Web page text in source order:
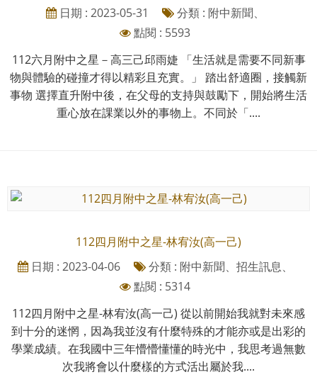
日期 : 2023-05-31
分類 : 附中新聞、
點閱 : 5593
112六月附中之星－高三己邱雨婕 「生活就是需要不同新事
物與體驗的碰撞才得以精彩且充實。」 踏出舒適圈，接觸新
事物 選擇直升附中後，在父母的支持與鼓勵下，開始將生活
重心放在課業以外的事物上。不同於「....
112四月附中之星-林宥汝(高一己)
日期 : 2023-04-06
分類 : 附中新聞、招生訊息、
點閱 : 5314
112四月附中之星-林宥汝(高一己) 從以前開始我就對未來感
到十分的迷惘，因為我並沒有什麼特殊的才能亦或是出彩的
學業成績。在我國中三年懵懵懂懂的時光中，我思考過無數
次我將會以什麼樣的方式活出屬於我....